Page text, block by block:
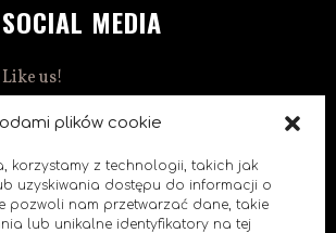
plików cookie
korzystamy z technologii, takich jak
uzyskiwania dostępu do informacji o
pozwoli nam przetwarzać dane, takie
lub unikalne identyfikatory na tej
SOCIAL MEDIA
Like us!